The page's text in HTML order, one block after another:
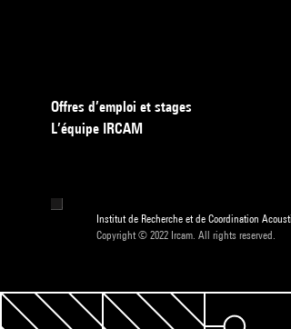
Offres d’emploi et stages
L’équipe IRCAM
Institut de Recherche et de Coordination
Copyright © 2022 Ircam. All rights reserved.